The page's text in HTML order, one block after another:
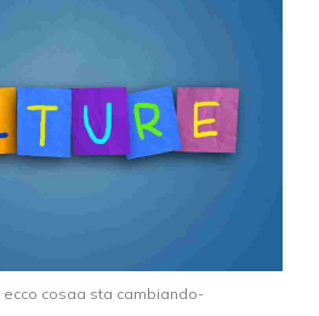
ecco cosaa sta cambiando-